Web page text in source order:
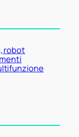
robot